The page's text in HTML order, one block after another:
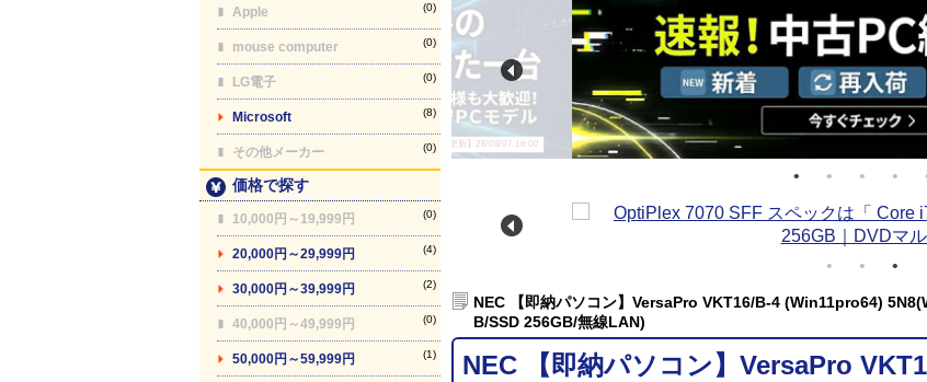
Apple (0)
mouse computer (0)
LG電子 (0)
Microsoft (8)
その他メーカー (0)
価格で探す
10,000円～19,999円 (0)
20,000円～29,999円 (4)
30,000円～39,999円 (2)
40,000円～49,999円 (0)
50,000円～59,999円 (1)
【最終更新】26/08/07 16:00
NEC 【即納パソコン】VersaPro VKT16/B-4 (Win11pro64)
B/SSD 256GB/無線LAN)
NEC 【即納パソコン】VersaPro